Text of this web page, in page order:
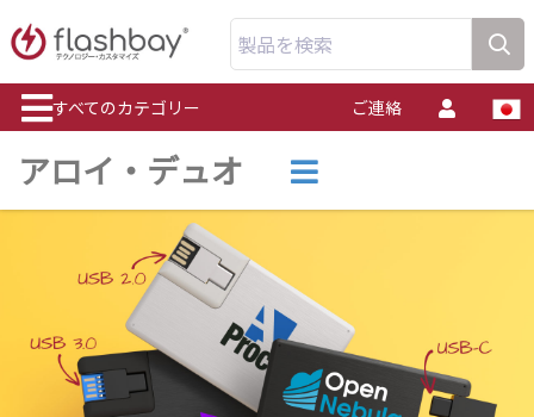
製品を検索
すべてのカテゴリー ご連絡
アロイ・デュオ